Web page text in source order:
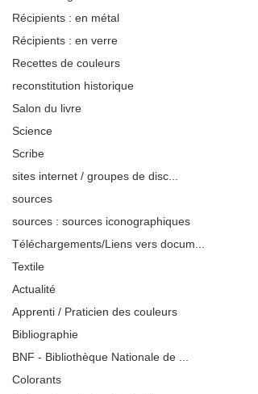
Récipients : en métal
Récipients : en verre
Recettes de couleurs
reconstitution historique
Salon du livre
Science
Scribe
sites internet / groupes de disc...
sources
sources : sources iconographiques
Téléchargements/Liens vers docum...
Textile
Actualité
Apprenti / Praticien des couleurs
Bibliographie
BNF - Bibliothèque Nationale de ...
Colorants